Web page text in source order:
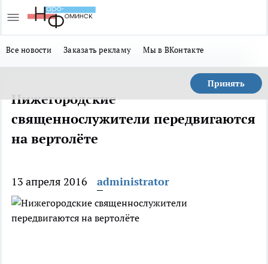
Все новости Заказать рекламу Мы в ВКонтакте
Принять
Нижегородские
священнослужители передвигаются
на вертолёте
13 апреля 2016 administrator